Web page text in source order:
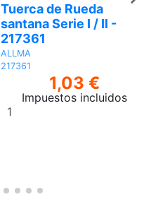
Añadir
Tuerca de Rueda
santana Serie I / II -
217361
ALLMA
217361
1,03 €
Impuestos incluidos